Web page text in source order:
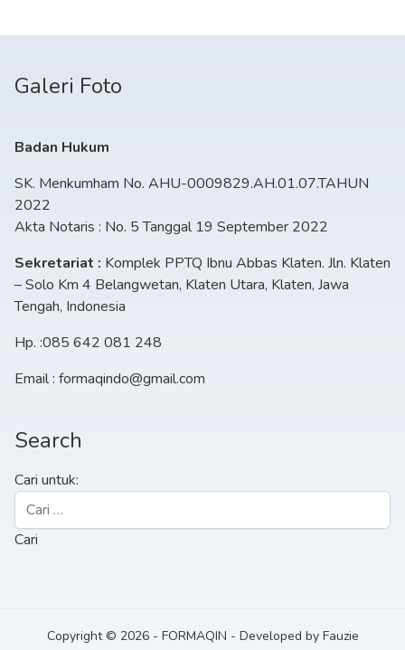
Galeri Foto
Badan Hukum
SK. Menkumham No. AHU-0009829.AH.01.07.TAHUN
2022
Akta Notaris : No. 5 Tanggal 19 September 2022
Sekretariat : Komplek PPTQ Ibnu Abbas Klaten. Jln. Klaten
– Solo Km 4 Belangwetan, Klaten Utara, Klaten, Jawa
Tengah, Indonesia
Hp. :085 642 081 248
Email : formaqindo@gmail.com
Search
Cari untuk:
Copyright © 2026 - FORMAQIN - Developed by Fauzie